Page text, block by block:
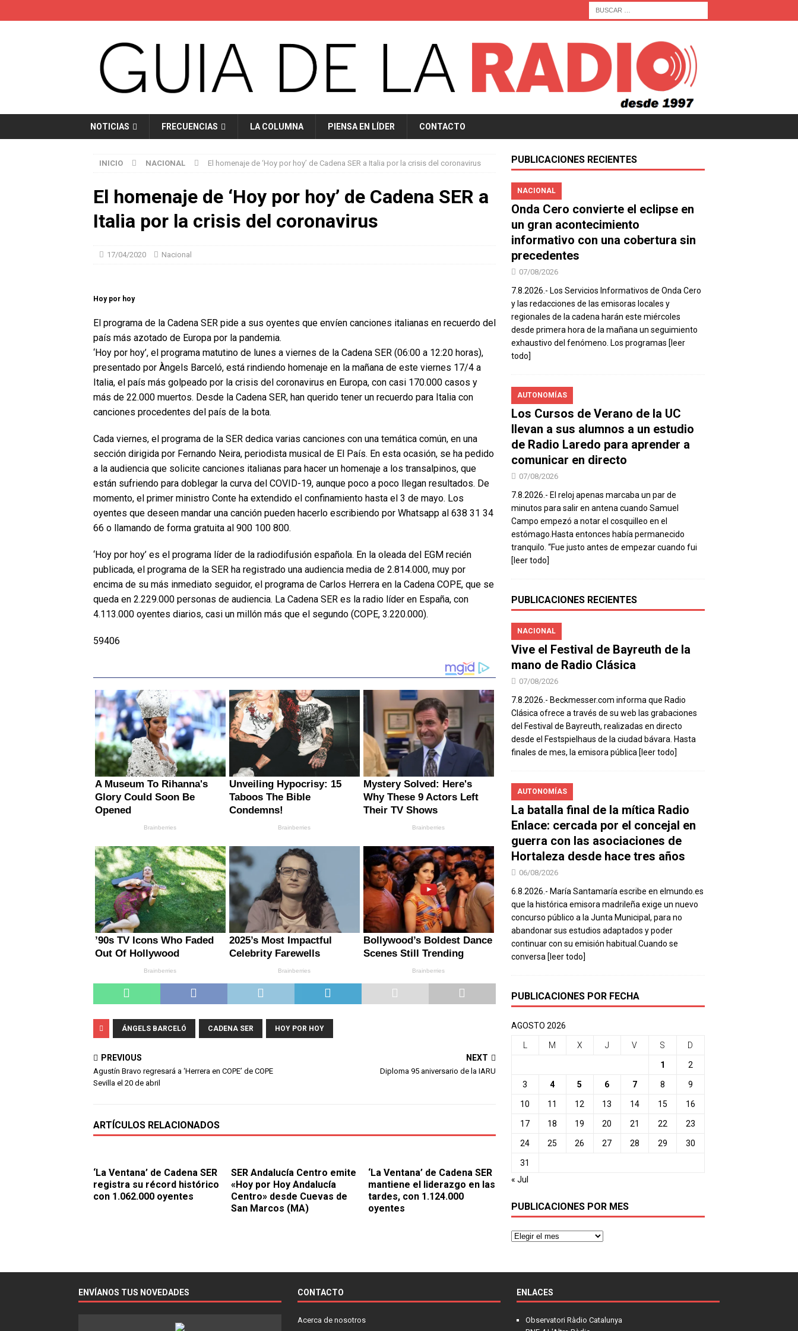
NOTICIAS FRECUENCIAS LA COLUMNA PIENSA EN LÍDER CONTACTO
INICIO NACIONAL El homenaje de ‘Hoy por hoy’ de Cadena SER a Italia por la crisis del coronavirus
El homenaje de ‘Hoy por hoy’ de Cadena SER a
Italia por la crisis del coronavirus
17/04/2020 Nacional
Hoy por hoy
El programa de la Cadena SER pide a sus oyentes que envíen canciones italianas en recuerdo del
país más azotado de Europa por la pandemia.
‘Hoy por hoy’, el programa matutino de lunes a viernes de la Cadena SER (06:00 a 12:20 horas),
presentado por Àngels Barceló, está rindiendo homenaje en la mañana de este viernes 17/4 a
Italia, el país más golpeado por la crisis del coronavirus en Europa, con casi 170.000 casos y
más de 22.000 muertos. Desde la Cadena SER, han querido tener un recuerdo para Italia con
canciones procedentes del país de la bota.
Cada viernes, el programa de la SER dedica varias canciones con una temática común, en una
sección dirigida por Fernando Neira, periodista musical de El País. En esta ocasión, se ha pedido
a la audiencia que solicite canciones italianas para hacer un homenaje a los transalpinos, que
están sufriendo para doblegar la curva del COVID-19, aunque poco a poco llegan resultados. De
momento, el primer ministro Conte ha extendido el confinamiento hasta el 3 de mayo. Los
oyentes que deseen mandar una canción pueden hacerlo escribiendo por Whatsapp al 638 31 34
66 o llamando de forma gratuita al 900 100 800.
‘Hoy por hoy’ es el programa líder de la radiodifusión española. En la oleada del EGM recién
publicada, el programa de la SER ha registrado una audiencia media de 2.814.000, muy por
encima de su más inmediato seguidor, el programa de Carlos Herrera en la Cadena COPE, que se
queda en 2.229.000 personas de audiencia. La Cadena SER es la radio líder en España, con
4.113.000 oyentes diarios, casi un millón más que el segundo (COPE, 3.220.000).
59406
ÁNGELS BARCELÓ CADENA SER HOY POR HOY
PREVIOUS
Agustín Bravo regresará a ‘Herrera en COPE’ de COPE
Sevilla el 20 de abril
NEXT
Diploma 95 aniversario de la IARU
ARTÍCULOS RELACIONADOS
‘La Ventana’ de Cadena SER
registra su récord histórico
con 1.062.000 oyentes
SER Andalucía Centro emite
«Hoy por Hoy Andalucía
Centro» desde Cuevas de
San Marcos (MA)
‘La Ventana’ de Cadena SER
mantiene el liderazgo en las
tardes, con 1.124.000
oyentes
PUBLICACIONES RECIENTES
NACIONAL
Onda Cero convierte el eclipse en
un gran acontecimiento
informativo con una cobertura sin
precedentes
07/08/2026
7.8.2026.- Los Servicios Informativos de Onda Cero
y las redacciones de las emisoras locales y
regionales de la cadena harán este miércoles
desde primera hora de la mañana un seguimiento
exhaustivo del fenómeno. Los programas [leer
todo]
AUTONOMÍAS
Los Cursos de Verano de la UC
llevan a sus alumnos a un estudio
de Radio Laredo para aprender a
comunicar en directo
07/08/2026
7.8.2026.- El reloj apenas marcaba un par de
minutos para salir en antena cuando Samuel
Campo empezó a notar el cosquilleo en el
estómago.Hasta entonces había permanecido
tranquilo. “Fue justo antes de empezar cuando fui
[leer todo]
PUBLICACIONES RECIENTES
NACIONAL
Vive el Festival de Bayreuth de la
mano de Radio Clásica
07/08/2026
7.8.2026.- Beckmesser.com informa que Radio
Clásica ofrece a través de su web las grabaciones
del Festival de Bayreuth, realizadas en directo
desde el Festspielhaus de la ciudad bávara. Hasta
finales de mes, la emisora pública [leer todo]
AUTONOMÍAS
La batalla final de la mítica Radio
Enlace: cercada por el concejal en
guerra con las asociaciones de
Hortaleza desde hace tres años
06/08/2026
6.8.2026.- María Santamaría escribe en elmundo.es
que la histórica emisora madrileña exige un nuevo
concurso público a la Junta Municipal, para no
abandonar sus estudios adaptados y poder
continuar con su emisión habitual.Cuando se
conversa [leer todo]
PUBLICACIONES POR FECHA
AGOSTO 2026
L M X J V S D
1 2
3 4 5 6 7 8 9
10 11 12 13 14 15 16
17 18 19 20 21 22 23
24 25 26 27 28 29 30
31
« Jul
PUBLICACIONES POR MES
ENVÍANOS TUS NOVEDADES CONTACTO
Acerca de nosotros
ENLACES
Observatori Ràdio Catalunya